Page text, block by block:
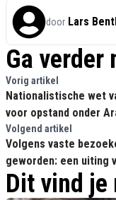
door Lars
Ga verder
Vorig artikel
Nationalistische wet
voor opstand onder
Volgend artikel
Volgens vaste
geworden: een uiting
Dit vind je